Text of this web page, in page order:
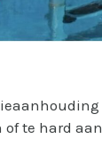
of te hard